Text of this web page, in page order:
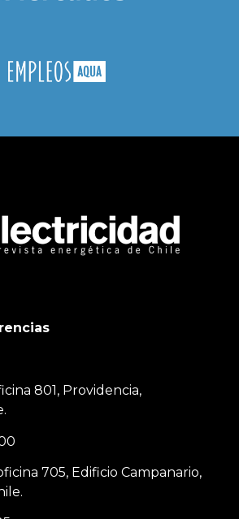
801, Providencia,
705, Edificio Campanario,